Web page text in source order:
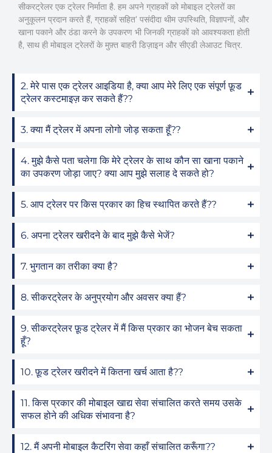
सीकरट्रेलर एक ट्रेलर निर्माता है. हम अपने ग्राहकों को मोबाइल ट्रेलरों का
अनुकूलन प्रदान करते हैं, ग्राहकों सहित’ पसंदीदा थीम उपस्थिति, विज्ञापनों, और
खाना पकाने और ठंडा करने के उपकरण भी जिनकी ग्राहकों को आवश्यकता होती
है, साथ ही मोबाइल ट्रेलरों के मुफ़्त बाहरी डिज़ाइन और सीएडी लेआउट चित्र.
2. मेरे पास एक ट्रेलर आइडिया है, क्या आप मेरे लिए एक संपूर्ण फ़ूड
ट्रेलर कस्टमाइज़ कर सकते हैं??
3. क्या मैं ट्रेलर में अपना लोगो जोड़ सकता हूँ??
4. मुझे कैसे पता चलेगा कि मेरे ट्रेलर के साथ कौन सा खाना पकाने
का उपकरण जोड़ा जाए? क्या आप मुझे सलाह दे सकते हो?
5. आप ट्रेलर पर किस प्रकार का हिच स्थापित करते हैं??
6. अपना ट्रेलर खरीदने के बाद मुझे कैसे भेजें?
7. भुगतान का तरीका क्या है?
8. सीकरट्रेलर के अनुप्रयोग और अवसर क्या हैं?
9. सीकरट्रेलर फ़ूड ट्रेलर में मैं किस प्रकार का भोजन बेच सकता
हूँ?
10. फ़ूड ट्रेलर खरीदने में कितना खर्च आता है??
11. किस प्रकार की मोबाइल खाद्य सेवा संचालित करते समय उसके
सफल होने की अधिक संभावना है?
12. मैं अपनी मोबाइल कैटरिंग सेवा कहाँ संचालित करूँगा??